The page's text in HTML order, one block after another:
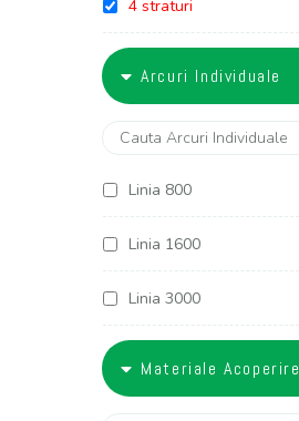
4 straturi
Arcuri Individuale
Linia 800
Linia 1600
Linia 3000
Materiale Acoperire